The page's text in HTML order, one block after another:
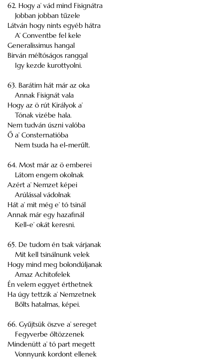
62. Hogy a’ vád mind Fisignátra
Jobban jobban tűzele
Látván hogy nints egyéb hátra
A’ Conventbe fel kele
Generalissimus hangal
Birván méltóságos ranggal
Igy kezde kurottyolni.
63. Barátim hát már az oka
Annak Fisignát vala
Hogy az ö rút Királyok a’
Tónak vizébe hala.
Nem tudván úszni valóba
Ő a’ Consternatióba
Nem tsuda ha el-merűlt.
64. Most már az ö emberei
Látom engem okolnak
Azért a’ Nemzet képei
Arúlással vádolnak
Hát a’ mit még e’ tó tsinál
Annak már egy hazafinál
Kell-e’ okát keresni.
65. De tudom én tsak várjanak
Mit kell tsinálnunk velek
Hogy mind meg bolondúljanak
Amaz Achitofelek
Én velem eggyet érthetnek
Ha úgy tettzik a’ Nemzetnek
Bőlts hatalmas, képei.
66. Gyűjtsük öszve a’ sereget
Fegyverbe őltözzenek
Mindenütt a’ tó part megett
Vonnyunk kordont ellenek